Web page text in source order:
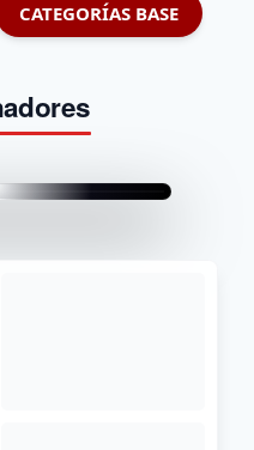
CATEGORÍAS BASE